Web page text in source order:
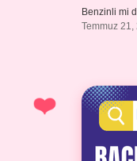
Benzinli mi
Temmuz 21,